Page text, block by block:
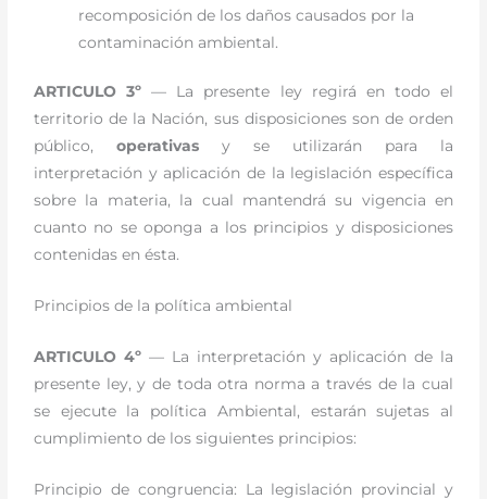
recomposición de los daños causados por la
contaminación ambiental.
ARTICULO 3º— La presente ley regirá en todo el
territorio de la Nación, sus disposiciones son de orden
público,operativasy se utilizarán para la
interpretación y aplicación de la legislación específica
sobre la materia, la cual mantendrá su vigencia en
cuanto no se oponga a los principios y disposiciones
contenidas en ésta.
Principios de la política ambiental
ARTICULO 4º— La interpretación y aplicación de la
presente ley, y de toda otra norma a través de la cual
se ejecute la política Ambiental, estarán sujetas al
cumplimiento de los siguientes principios:
Principio de congruencia: La legislación provincial y